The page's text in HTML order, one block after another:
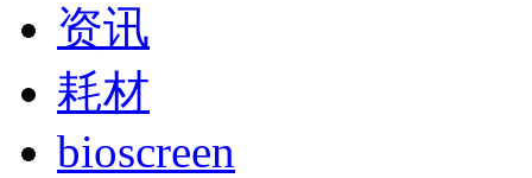
资讯
耗材
bioscreen